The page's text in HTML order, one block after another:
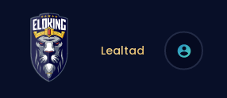
Lealtad